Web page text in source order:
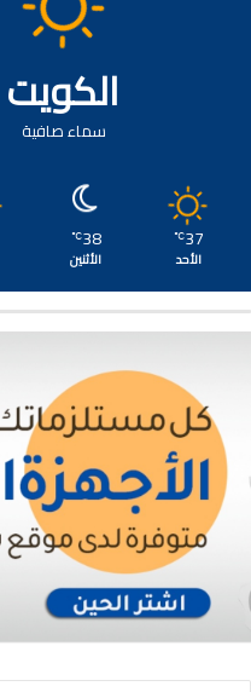
الكويت
سماء صافية
37
℃
الأحد
38
℃
الأثنين